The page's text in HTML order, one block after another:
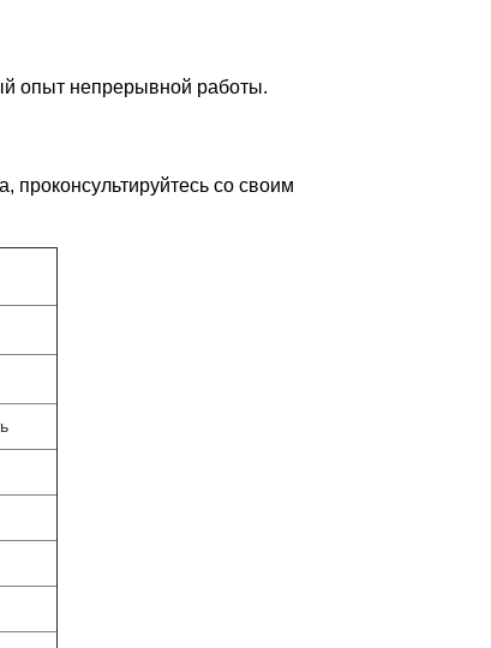
опыт непрерывной работы.
со своим